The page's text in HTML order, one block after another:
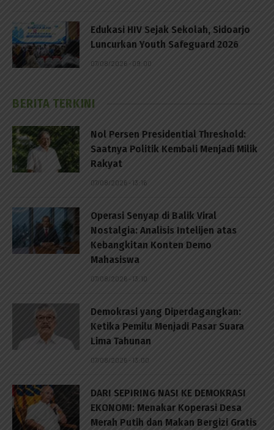
Edukasi HIV Sejak Sekolah, Sidoarjo
Luncurkan Youth Safeguard 2026
07/08/2026 - 09:00
BERITA TERKINI
Nol Persen Presidential Threshold:
Saatnya Politik Kembali Menjadi Milik
Rakyat
07/08/2026 - 13:16
Operasi Senyap di Balik Viral
Nostalgia: Analisis Intelijen atas
Kebangkitan Konten Demo
Mahasiswa
07/08/2026 - 13:10
Demokrasi yang Diperdagangkan:
Ketika Pemilu Menjadi Pasar Suara
Lima Tahunan
07/08/2026 - 13:00
DARI SEPIRING NASI KE DEMOKRASI
EKONOMI: Menakar Koperasi Desa
Merah Putih dan Makan Bergizi Gratis